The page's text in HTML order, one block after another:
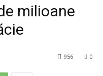
milioane
0
956